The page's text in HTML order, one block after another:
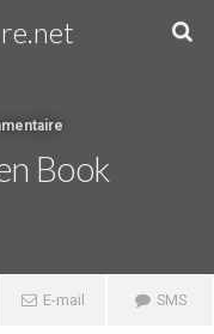
Book
E-mail SMS